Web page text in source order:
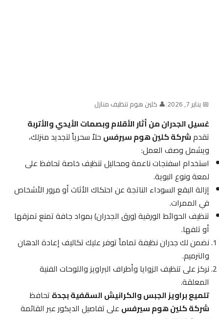
📅 يناير 7, 2026 |👤 كلين هوم تنظيف منازل
غسيل الجدران من أثار الأقلام وبصمات الأيدي والأتربة
تقدمشركة كلين هوم سيرفسحلاً سحرياً لتجديد منزلك،
ويشمل وصف العمل:
استخدام اسفنجات ناعمة ومحاليل تنظيف خاصة تحافظ على
لمعة ونوع البوية.
إزالة البقع السوداء الناتجة عن احتكاك الأثاث أو مرور الأشخاص
في الممرات.
تنظيف الحوائط الورقية (ورق الجدران) بمواد جافة تمنع تمزقها
أو تلفها.
نضمن لك جدران نظيفة تماماً توفر عليك تكاليف إعادة الدهان
والترميم.
نركز على تنظيف الزوايا وأطراف البراويز واللوحات الفنية
المعلقة.
تلميع براويز الجبس والكرانيش السقفية بجدةتحافظ
شركة كلين هوم سيرفسعلى تفاصيل الديكور عبر القائمة